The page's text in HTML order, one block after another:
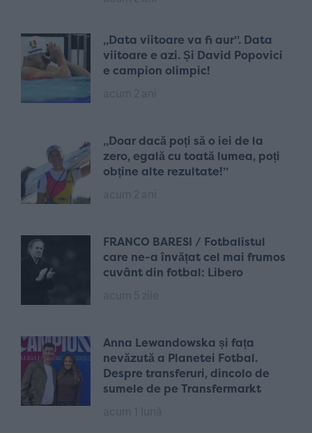
„Data viitoare va fi aur”. Data
viitoare e azi. Și David Popovici
e campion olimpic!
„Doar dacă poți să o iei de la
zero, egală cu toată lumea, poți
obține alte rezultate!”
FRANCO BARESI / Fotbalistul
care ne-a învățat cel mai frumos
cuvânt din fotbal: Libero
Anna Lewandowska și fața
nevăzută a Planetei Fotbal.
Despre transferuri, dincolo de
sumele de pe Transfermarkt